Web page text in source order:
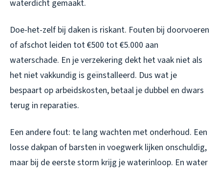
waterdicht gemaakt.
Doe-het-zelf bij daken is riskant. Fouten bij doorvoeren
of afschot leiden tot €500 tot €5.000 aan
waterschade. En je verzekering dekt het vaak niet als
het niet vakkundig is geïnstalleerd. Dus wat je
bespaart op arbeidskosten, betaal je dubbel en dwars
terug in reparaties.
Een andere fout: te lang wachten met onderhoud. Een
losse dakpan of barsten in voegwerk lijken onschuldig,
maar bij de eerste storm krijg je waterinloop. En water